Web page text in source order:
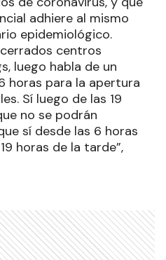
adhiere al mismo
epidemiológico.
centros
luego habla de un
horas para la apertura
Sí luego de las 19
no se podrán
sí desde las 6 horas
horas de la tarde”,